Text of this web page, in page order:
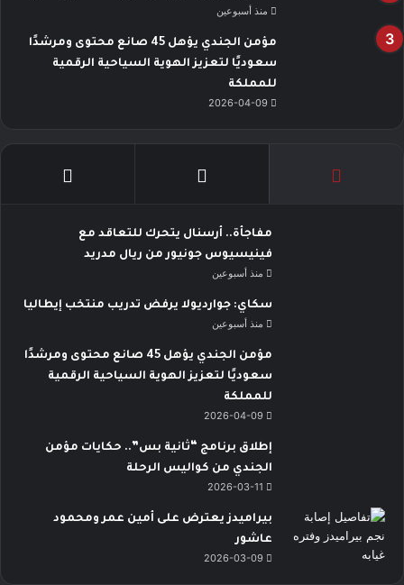
منذ أسبوعين
مؤمن الجندي يؤهل 45 صانع محتوى ومرشدًا
سعوديًا لتعزيز الهوية السياحية الرقمية
للمملكة
2026-04-09
مفاجأة.. أرسنال يتحرك للتعاقد مع
فينيسيوس جونيور من ريال مدريد
منذ أسبوعين
سكاي: جوارديولا يرفض تدريب منتخب إيطاليا
منذ أسبوعين
مؤمن الجندي يؤهل 45 صانع محتوى ومرشدًا
سعوديًا لتعزيز الهوية السياحية الرقمية
للمملكة
2026-04-09
إطلاق برنامج “ثانية بس”.. حكايات مؤمن
الجندي من كواليس الرحلة
2026-03-11
بيراميدز يعترض على أمين عمر ومحمود
عاشور
2026-03-09